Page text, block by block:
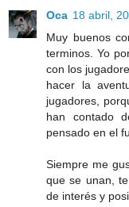
Oca 18 abril,
Muy buenos
terminos. Yo
con los
hacer la
jugadores,
han contado
pensado en el
Siempre me
que se unan,
de interés y